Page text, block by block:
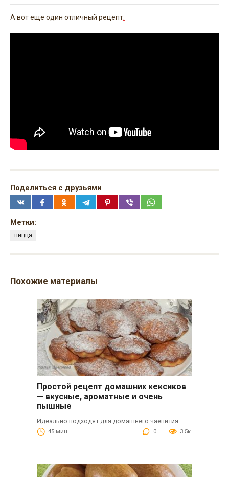
А вот еще один отличный рецепт:
Поделиться с друзьями
Метки:
пицца
Похожие материалы
Простой рецепт домашних кексиков
— вкусные, ароматные и очень
пышные
Идеально подходят для домашнего чаепития.
45 мин. 0 3.5к.